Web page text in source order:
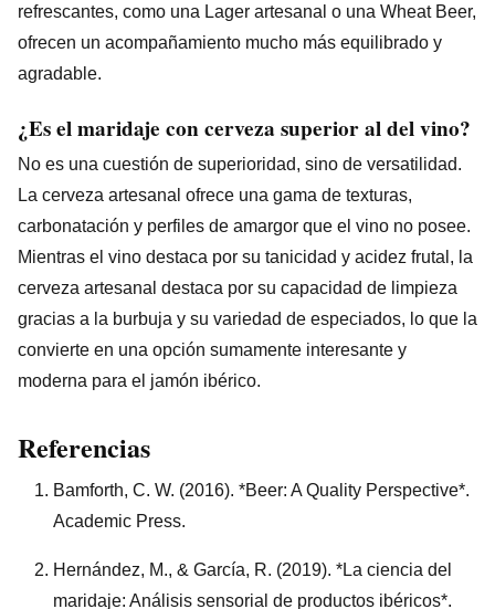
refrescantes, como una Lager artesanal o una Wheat Beer,
ofrecen un acompañamiento mucho más equilibrado y
agradable.
¿Es el maridaje con cerveza superior al del vino?
No es una cuestión de superioridad, sino de versatilidad.
La cerveza artesanal ofrece una gama de texturas,
carbonatación y perfiles de amargor que el vino no posee.
Mientras el vino destaca por su tanicidad y acidez frutal, la
cerveza artesanal destaca por su capacidad de limpieza
gracias a la burbuja y su variedad de especiados, lo que la
convierte en una opción sumamente interesante y
moderna para el jamón ibérico.
Referencias
Bamforth, C. W. (2016). *Beer: A Quality Perspective*.
Academic Press.
Hernández, M., & García, R. (2019). *La ciencia del
maridaje: Análisis sensorial de productos ibéricos*.